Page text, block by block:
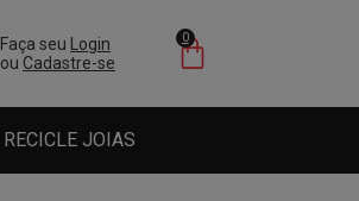
Faça seu Login
ou Cadastre-se
0
RECICLE JOIAS